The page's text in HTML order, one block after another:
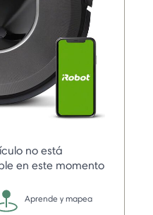
no está
en este momento
Aprende y mapea